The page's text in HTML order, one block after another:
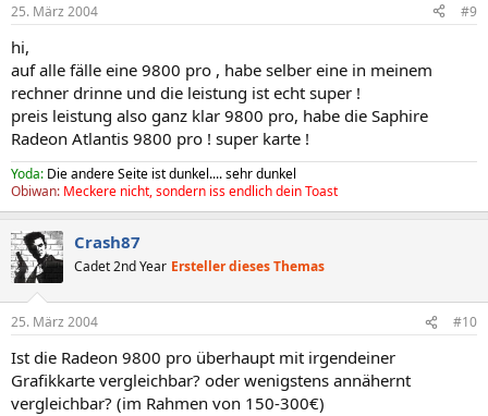
25. März 2004 #9
hi,
auf alle fälle eine 9800 pro , habe selber eine in meinem
rechner drinne und die leistung ist echt super !
preis leistung also ganz klar 9800 pro, habe die Saphire
Radeon Atlantis 9800 pro ! super karte !
Yoda: Die andere Seite ist dunkel.... sehr dunkel
Obiwan: Meckere nicht, sondern iss endlich dein Toast
Crash87
Cadet 2nd Year Ersteller dieses Themas
25. März 2004 #10
Ist die Radeon 9800 pro überhaupt mit irgendeiner
Grafikkarte vergleichbar? oder wenigstens annähernt
vergleichbar? (im Rahmen von 150-300€)